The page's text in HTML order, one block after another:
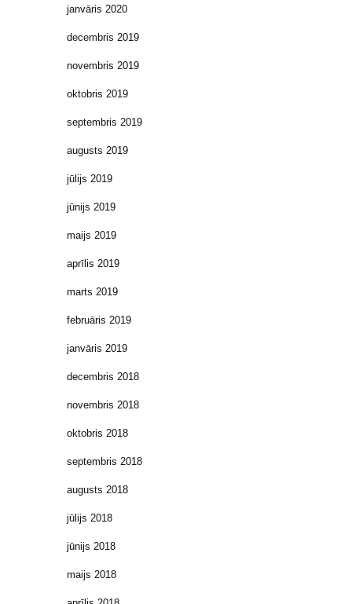
janvāris 2020
decembris 2019
novembris 2019
oktobris 2019
septembris 2019
augusts 2019
jūlijs 2019
jūnijs 2019
maijs 2019
aprīlis 2019
marts 2019
februāris 2019
janvāris 2019
decembris 2018
novembris 2018
oktobris 2018
septembris 2018
augusts 2018
jūlijs 2018
jūnijs 2018
maijs 2018